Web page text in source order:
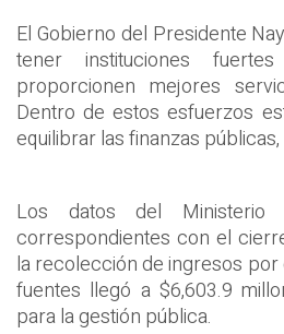
El Gobierno del Presidente
tener instituciones
proporcionen mejores
Dentro de estos esfuerzos
equilibrar las finanzas
Los datos del Ministerio
correspondientes con el
la recolección de ingresos
fuentes llegó a $6,603.9
para la gestión pública.